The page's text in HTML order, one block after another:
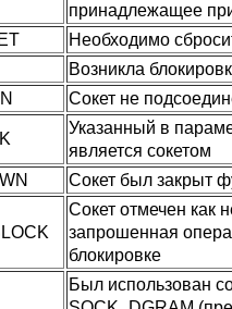
принадлежащее
Необходимо
Возникла
Сокет не
Указанный в
является сокетом
Сокет был закрыт
Сокет отмечен как
запрошенная
блокировке
Был использован